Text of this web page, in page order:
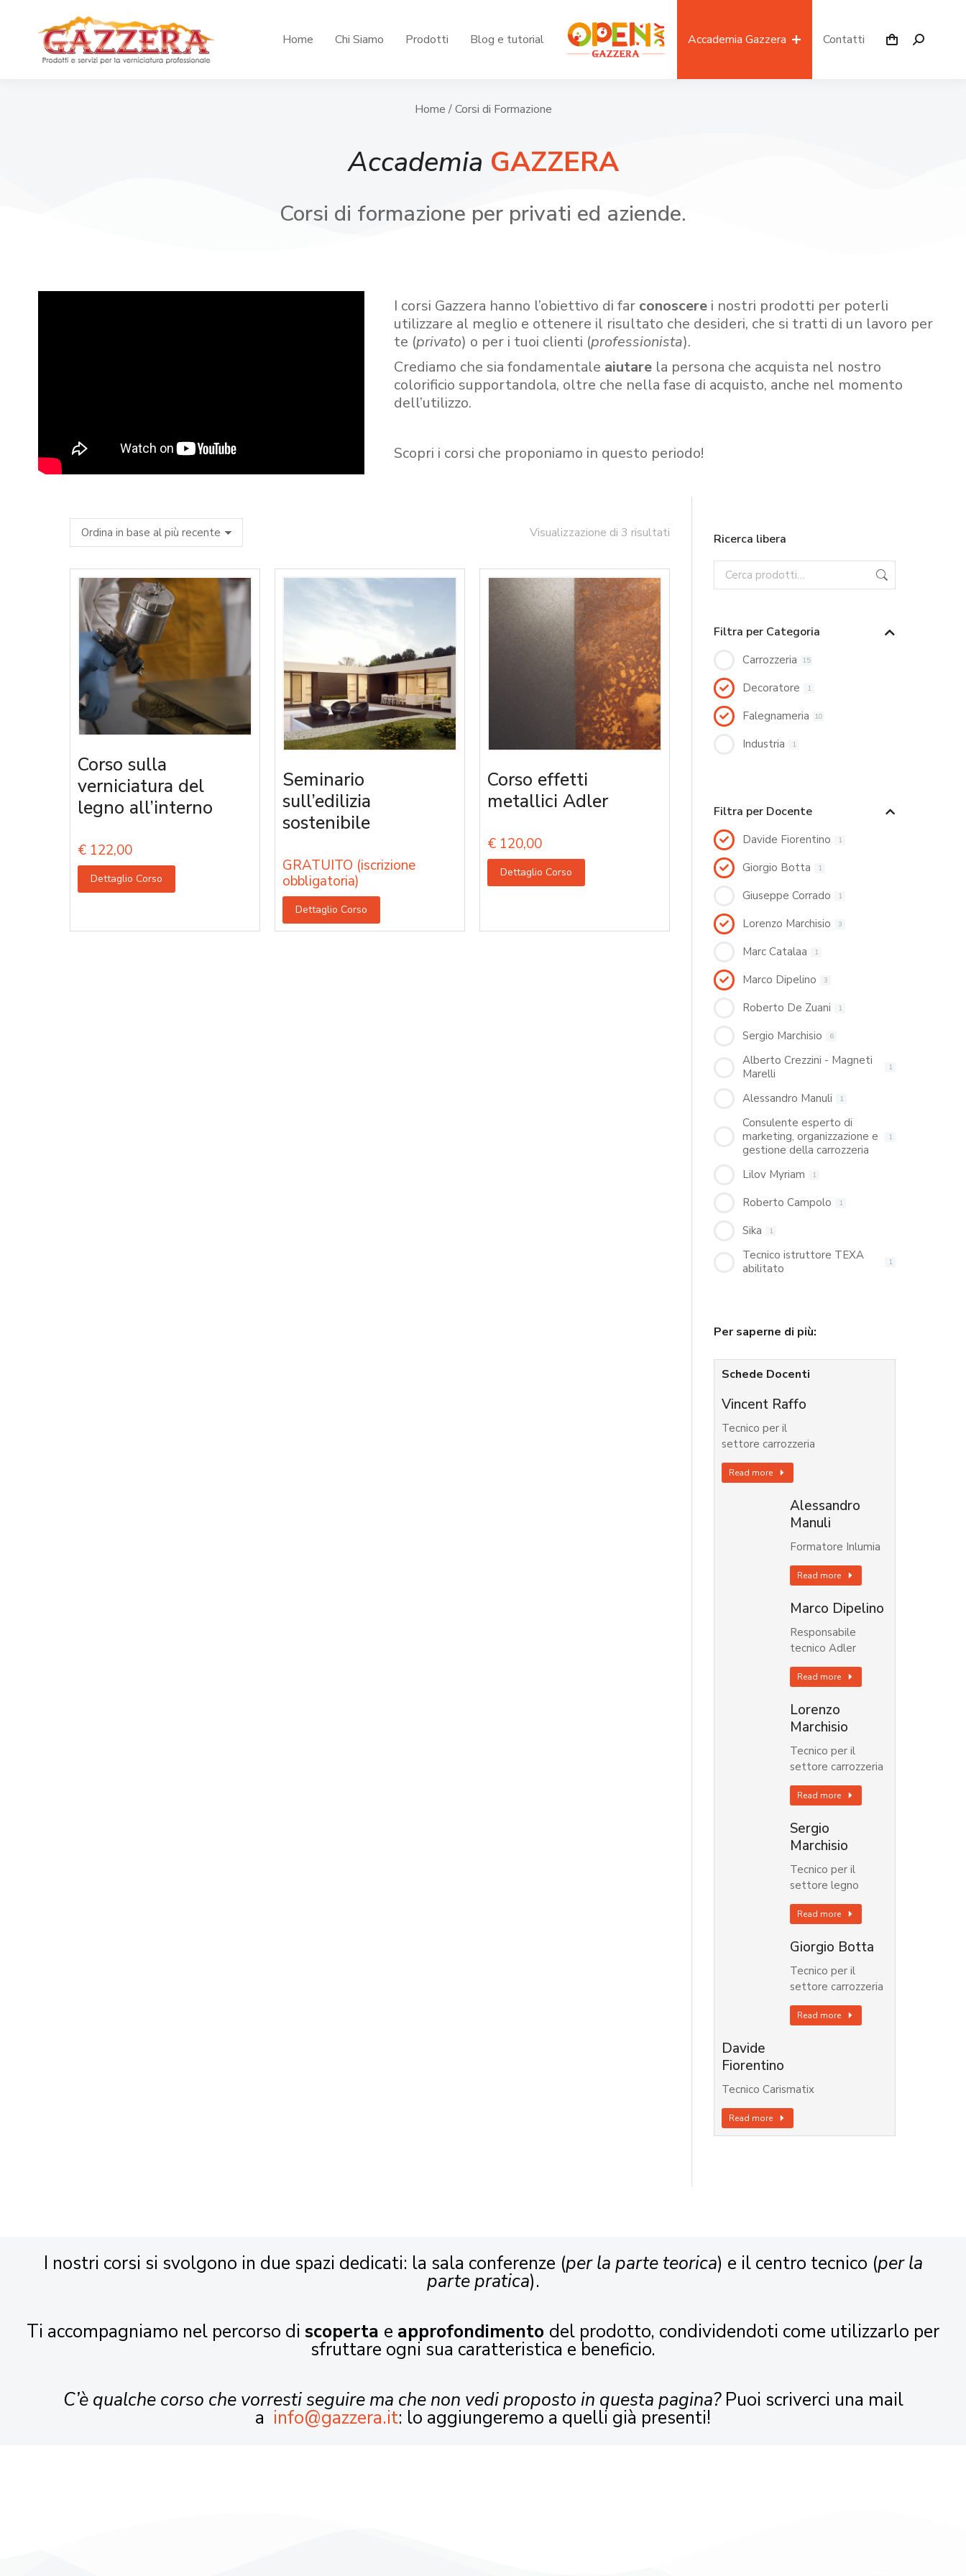
Home Chi Siamo Prodotti Blog e tutorial Accademia Gazzera Contatti
Home / Corsi di Formazione
Accademia GAZZERA
Corsi di formazione per privati ed aziende.
I corsi Gazzera hanno l’obiettivo di far conoscerei nostri prodotti per poterli
utilizzare al meglio e ottenere il risultato che desideri, che si tratti di un lavoro per
te (privato) o per i tuoi clienti (professionista).
Crediamo che sia fondamentale aiutare la persona che acquista nel nostro
colorificio supportandola, oltre che nella fase di acquisto, anche nel momento
dell’utilizzo.
Scopri i corsi che proponiamo in questo periodo!
Visualizzazione di 3 risultati
Corso sulla
verniciatura del
legno all’interno
€ 122,00
Dettaglio Corso
Seminario
sull’edilizia
sostenibile
GRATUITO (iscrizione
obbligatoria)
Dettaglio Corso
Corso effetti
metallici Adler
€ 120,00
Dettaglio Corso
Ricerca libera
Filtra per Categoria
Carrozzeria 15
Decoratore 1
Falegnameria 10
Industria 1
Filtra per Docente
Davide Fiorentino 1
Giorgio Botta 1
Giuseppe Corrado 1
Lorenzo Marchisio 3
Marc Catalaa 1
Marco Dipelino 3
Roberto De Zuani 1
Sergio Marchisio 6
Alberto Crezzini - Magneti
Marelli
1
Alessandro Manuli 1
Consulente esperto di
marketing, organizzazione e
gestione della carrozzeria
1
Lilov Myriam 1
Roberto Campolo 1
Sika 1
Tecnico istruttore TEXA
abilitato
1
Per saperne di più:
Schede Docenti
Vincent Raffo
Tecnico per il
settore carrozzeria
Read more
Alessandro
Manuli
Formatore Inlumia
Read more
Marco Dipelino
Responsabile
tecnico Adler
Read more
Lorenzo
Marchisio
Tecnico per il
settore carrozzeria
Read more
Sergio
Marchisio
Tecnico per il
settore legno
Read more
Giorgio Botta
Tecnico per il
settore carrozzeria
Read more
Davide
Fiorentino
Tecnico Carismatix
Read more
I nostri corsi si svolgono in due spazi dedicati: la sala conferenze (per la parte teorica) e il centro tecnico (per la
parte pratica).
Ti accompagniamo nel percorso di scoperta e approfondimento del prodotto, condividendoti come utilizzarlo per
sfruttare ogni sua caratteristica e beneficio.
C’è qualche corso che vorresti seguire ma che non vedi proposto in questa pagina?Puoi scriverci una mail
a info@gazzera.it: lo aggiungeremo a quelli già presenti!